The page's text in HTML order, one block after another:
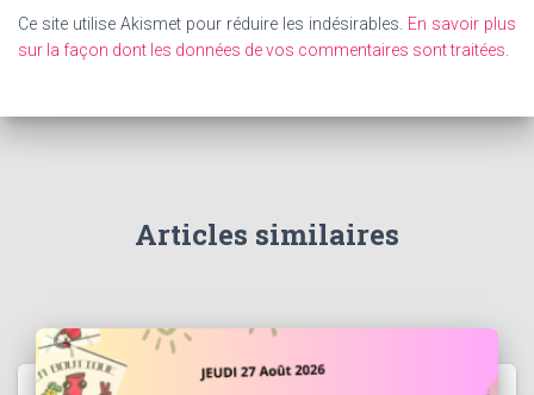
Ce site utilise Akismet pour réduire les indésirables. En savoir plus
sur la façon dont les données de vos commentaires sont traitées.
Articles similaires